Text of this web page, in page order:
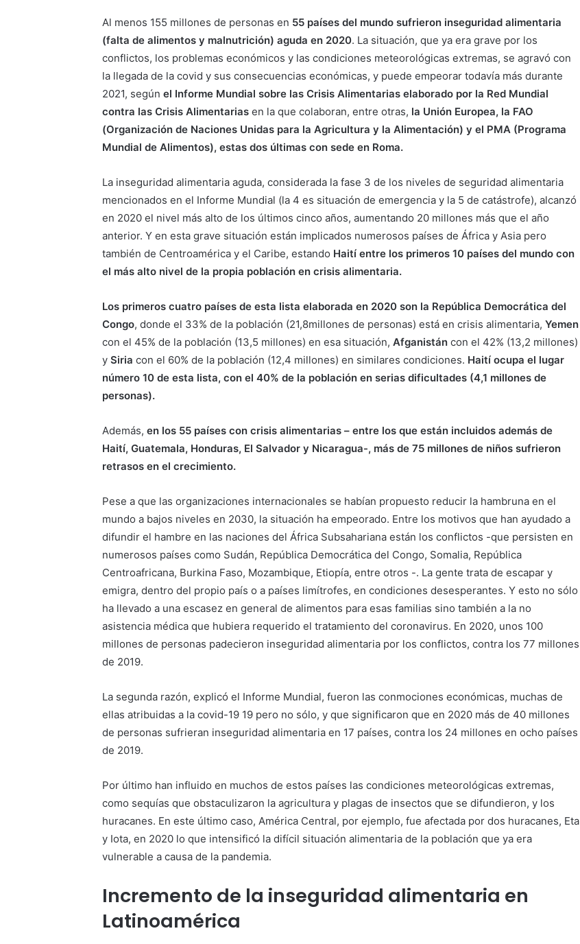
Al menos 155 millones de personas en 55 países del mundo sufrieron inseguridad alimentaria
(falta de alimentos y malnutrición) aguda en 2020. La situación, que ya era grave por los
conflictos, los problemas económicos y las condiciones meteorológicas extremas, se agravó con
la llegada de la covid y sus consecuencias económicas, y puede empeorar todavía más durante
2021, segúnel Informe Mundial sobre las Crisis Alimentarias elaborado por la Red Mundial
contra las Crisis Alimentarias en la que colaboran, entre otras, la Unión Europea, la FAO
(Organización de Naciones Unidas para la Agricultura y la Alimentación) y el PMA (Programa
Mundial de Alimentos), estas dos últimas con sede en Roma.
La inseguridad alimentaria aguda, considerada la fase 3 de los niveles de seguridad alimentaria
mencionados en el Informe Mundial (la 4 es situación de emergencia y la 5 de catástrofe), alcanzó
en 2020 el nivel más alto de los últimos cinco años, aumentando 20 millones más que el año
anterior. Y en esta grave situación están implicados numerosos países de África y Asia pero
también de Centroamérica y el Caribe, estando Haití entre los primeros 10 países del mundo con
el más alto nivel de la propia población en crisis alimentaria.
Los primeros cuatro países de esta lista elaborada en 2020 son la República Democrática del
Congo, donde el 33% de la población (21,8millones de personas) está en crisis alimentaria,Yemen
con el 45% de la población (13,5 millones) en esa situación,Afganistán con el 42% (13,2 millones)
y Siria con el 60% de la población (12,4 millones) en similares condiciones. Haití ocupa el lugar
número 10 de esta lista, con el 40% de la población en serias dificultades (4,1 millones de
personas).
Además,en los 55 países con crisis alimentarias – entre los que están incluidos además de
Haití, Guatemala, Honduras, El Salvador y Nicaragua-, más de 75 millones de niños sufrieron
retrasos en el crecimiento.
Pese a que las organizaciones internacionales se habían propuesto reducir la hambruna en el
mundo a bajos niveles en 2030, la situación ha empeorado. Entre los motivos que han ayudado a
difundir el hambre en las naciones del África Subsahariana están los conflictos -que persisten en
numerosos países como Sudán, República Democrática del Congo, Somalia, República
Centroafricana, Burkina Faso, Mozambique, Etiopía, entre otros -. La gente trata de escapar y
emigra, dentro del propio país o a países limítrofes, en condiciones desesperantes. Y esto no sólo
ha llevado a una escasez en general de alimentos para esas familias sino también a la no
asistencia médica que hubiera requerido el tratamiento del coronavirus. En 2020, unos 100
millones de personas padecieron inseguridad alimentaria por los conflictos, contra los 77 millones
de 2019.
La segunda razón, explicó el Informe Mundial, fueron las conmociones económicas, muchas de
ellas atribuidas a la covid-19 19 pero no sólo, y que significaron que en 2020 más de 40 millones
de personas sufrieran inseguridad alimentaria en 17 países, contra los 24 millones en ocho países
de 2019.
Por último han influido en muchos de estos países las condiciones meteorológicas extremas,
como sequías que obstaculizaron la agricultura y plagas de insectos que se difundieron, y los
huracanes. En este último caso, América Central, por ejemplo, fue afectada por dos huracanes, Eta
y Iota, en 2020 lo que intensificó la difícil situación alimentaria de la población que ya era
vulnerable a causa de la pandemia.
Incremento de la inseguridad alimentaria en
Latinoamérica